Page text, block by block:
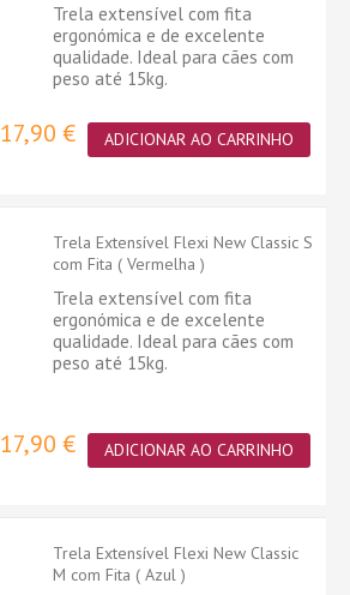
Trela extensível com fita
ergonómica e de excelente
qualidade. Ideal para cães com
peso até 15kg.
17,90 € ADICIONAR AO CARRINHO
Trela Extensível Flexi New Classic S
com Fita ( Vermelha )
Trela extensível com fita
ergonómica e de excelente
qualidade. Ideal para cães com
peso até 15kg.
17,90 € ADICIONAR AO CARRINHO
Trela Extensível Flexi New Classic
M com Fita ( Azul )